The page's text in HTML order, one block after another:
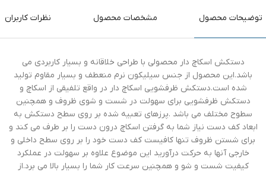
توضیحات محصول مشخصات محصول نظرات کاربران
دستکش اسکاچ دار محصولی با طراحی خلاقانه و بسیار کاربردی می
باشد.این محصول از جنس سیلیکون نرم منعطف و بسیار مقاوم تولید
شده است.دستکش ظرفشویی اسکاچ دار در واقع تلفیقی از اسکاچ و
دستکش ظرفشویی برای سهولت در شست و شوی ظروف و همچنین
سطوح مختلف می باشد .پرزهای تعبیه شده بر روی سطح دستکش به
ابعاد کف دست نیاز شما به گرفتن اسکاچ درون دست را بر طرف می کند و
برای شستن ظروف تنها کافیست کف دست خود را بر روی سطح داخلی و
خارجی آنها به حرکت درآورید این موضوع علاوه بر سهولت در عملکرد
کیفیت شست و شو و همچنین سرعت کار شما را بسیار بالا می برد.از